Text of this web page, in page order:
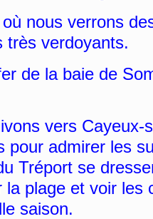
nous verrons
très verdoyants.
de la baie de
vers Cayeux-
admirer les
Tréport se
plage et voir les
saison.